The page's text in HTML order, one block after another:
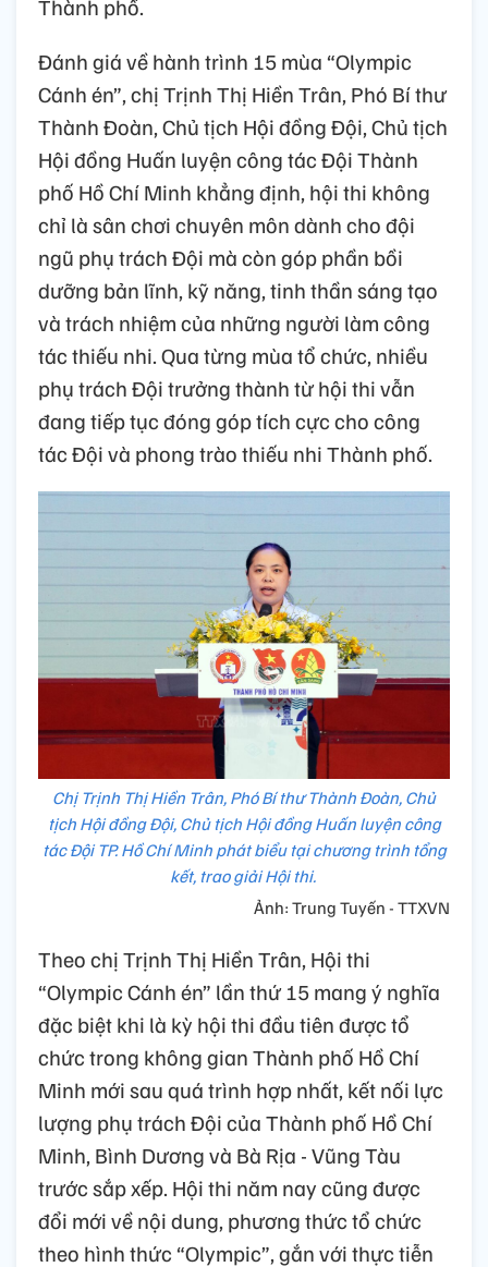
Thành phố.
Đánh giá về hành trình 15 mùa “Olympic
Cánh én”, chị Trịnh Thị Hiền Trân, Phó Bí thư
Thành Đoàn, Chủ tịch Hội đồng Đội, Chủ tịch
Hội đồng Huấn luyện công tác Đội Thành
phố Hồ Chí Minh khẳng định, hội thi không
chỉ là sân chơi chuyên môn dành cho đội
ngũ phụ trách Đội mà còn góp phần bồi
dưỡng bản lĩnh, kỹ năng, tinh thần sáng tạo
và trách nhiệm của những người làm công
tác thiếu nhi. Qua từng mùa tổ chức, nhiều
phụ trách Đội trưởng thành từ hội thi vẫn
đang tiếp tục đóng góp tích cực cho công
tác Đội và phong trào thiếu nhi Thành phố.
Chị Trịnh Thị Hiền Trân, Phó Bí thư Thành Đoàn, Chủ
tịch Hội đồng Đội, Chủ tịch Hội đồng Huấn luyện công
tác Đội TP. Hồ Chí Minh phát biểu tại chương trình tổng
kết, trao giải Hội thi.
Ảnh: Trung Tuyến - TTXVN
Theo chị Trịnh Thị Hiền Trân, Hội thi
“Olympic Cánh én” lần thứ 15 mang ý nghĩa
đặc biệt khi là kỳ hội thi đầu tiên được tổ
chức trong không gian Thành phố Hồ Chí
Minh mới sau quá trình hợp nhất, kết nối lực
lượng phụ trách Đội của Thành phố Hồ Chí
Minh, Bình Dương và Bà Rịa - Vũng Tàu
trước sắp xếp. Hội thi năm nay cũng được
đổi mới về nội dung, phương thức tổ chức
theo hình thức “Olympic”, gắn với thực tiễn